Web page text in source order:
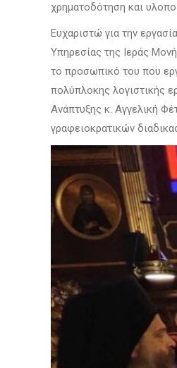
χρηματοδότηση και
Ευχαριστώ για την
Υπηρεσίας της Ιεράς
το προσωπικό του που
πολύπλοκης λογιστικής
Ανάπτυξης κ. Αγγελική
γραφειοκρατικών